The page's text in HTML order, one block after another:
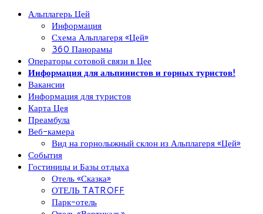
Альплагерь Цей
Информация
Схема Альплагеря «Цей»
360 Панорамы
Операторы сотовой связи в Цее
Информация для альпинистов и горных туристов!
Вакансии
Информация для туристов
Карта Цея
Преамбула
Веб-камера
Вид на горнолыжный склон из Альплагеря «Цей»
События
Гостиницы и Базы отдыха
Отель «Сказка»
ОТЕЛЬ TATROFF
Парк-отель